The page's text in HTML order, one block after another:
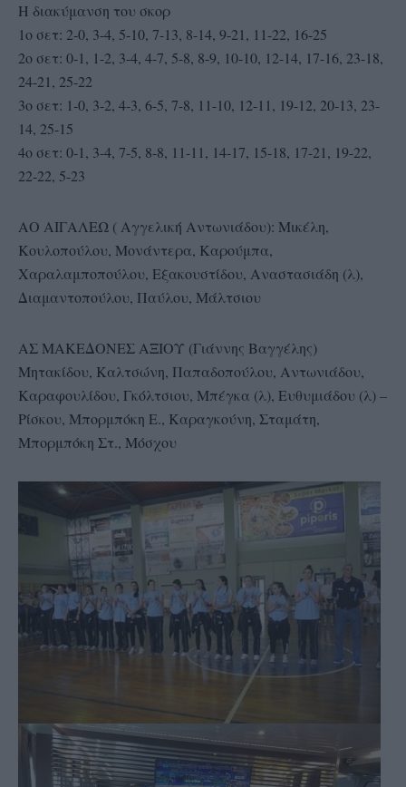
Η διακύμανση του σκορ
1ο σετ: 2-0, 3-4, 5-10, 7-13, 8-14, 9-21, 11-22, 16-25
2ο σετ: 0-1, 1-2, 3-4, 4-7, 5-8, 8-9, 10-10, 12-14, 17-16, 23-18,
24-21, 25-22
3ο σετ: 1-0, 3-2, 4-3, 6-5, 7-8, 11-10, 12-11, 19-12, 20-13, 23-
14, 25-15
4ο σετ: 0-1, 3-4, 7-5, 8-8, 11-11, 14-17, 15-18, 17-21, 19-22,
22-22, 5-23
ΑΟ ΑΙΓΑΛΕΩ ( Αγγελική Αντωνιάδου): Μικέλη,
Κουλοπούλου, Μονάντερα, Καρούμπα,
Χαραλαμποπούλου, Εξακουστίδου, Αναστασιάδη (λ),
Διαμαντοπούλου, Παύλου, Μάλτσιου
ΑΣ ΜΑΚΕΔΟΝΕΣ ΑΞΙΟΥ (Γιάννης Βαγγέλης)
Μητακίδου, Καλτσώνη, Παπαδοπούλου, Αντωνιάδου,
Καραφουλίδου, Γκόλτσιου, Μπέγκα (λ), Ευθυμιάδου (λ) –
Ρίσκου, Μπορμπόκη Ε., Καραγκούνη, Σταμάτη,
Μπορμπόκη Στ., Μόσχου